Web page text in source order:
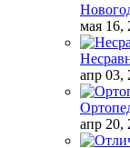
мая 16,
апр 03,
апр 20,